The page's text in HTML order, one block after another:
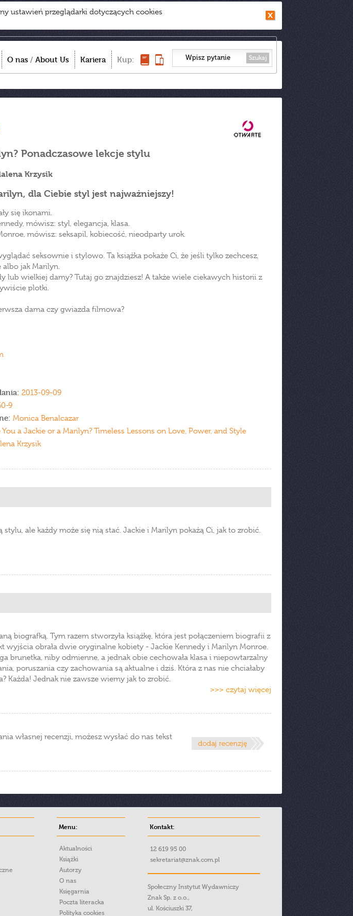
ustawień przeglądarki dotyczących cookies
O nas / About Us Kariera Kup: Szukaj
Ponadczasowe lekcje stylu
Krzysik
dla Ciebie styl jest najważniejszy!
się ikonami.
mówisz: styl, elegancja, klasa.
mówisz: seksapil, kobiecość, nieodparty urok.
seksownie i stylowo. Ta książka pokaże Ci, że jeśli tylko zechcesz,
albo jak Marilyn.
lub wielkiej damy? Tutaj go znajdziesz! A także wiele ciekawych historii z
plotki.
dama czy gwiazda filmowa?
2013-09-09
9
Monica Benalcazar
You a Jackie or a Marilyn? Timeless Lessons on Love, Power, and Style
Krzysik
stylu, ale każdy może się nią stać. Jackie i Marilyn pokażą Ci, jak to zrobić.
biografką. Tym razem stworzyła książkę, która jest połączeniem biografii z
wyjścia obrała dwie oryginalne kobiety - Jackie Kennedy i Marilyn Monroe.
brunetka, niby odmienne, a jednak obie cechowała klasa i niepowtarzalny
poruszania czy zachowania są aktualne i dziś. Która z nas nie chciałaby
Każda! Jednak nie zawsze wiemy jak to zrobić.
>>> czytaj więcej
własnej recenzji, możesz wysłać do nas tekst
Menu:
Aktualności
Książki
Autorzy
O nas
Księgarnia
Poczta literacka
Polityka cookies
Kontakt:
12 619 95 00
sekretariat@znak.com.pl
Społeczny Instytut Wydawniczy
Znak Sp. z o.o.,
ul. Kościuszki 37,